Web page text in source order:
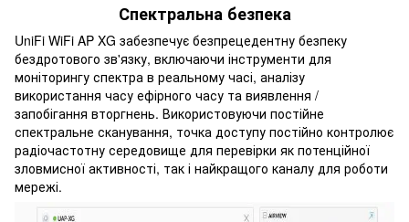
Спектральна безпека
UniFi WiFi AP XG забезпечує безпрецедентну безпеку
бездротового зв'язку, включаючи інструменти для
моніторингу спектра в реальному часі, аналізу
використання часу ефірного часу та виявлення /
запобігання вторгнень. Використовуючи постійне
спектральне сканування, точка доступу постійно контролює
радіочастотну середовище для перевірки як потенційної
зловмисної активності, так і найкращого каналу для роботи
мережі.